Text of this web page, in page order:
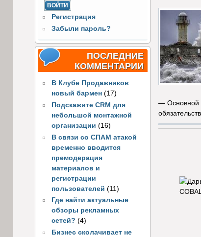
Регистрация
Забыли пароль?
ПОСЛЕДНИЕ
КОММЕНТАРИИ
В Клубе Продажников
новый бармен (17)
Подскажите CRM для
небольшой монтажной
организации (16)
В связи со СПАМ атакой
временно вводится
премодерация
материалов и
регистрации
пользователей (11)
Где найти актуальные
обзоры рекламных
сетей? (4)
Бизнес сколачивает не
— Основной